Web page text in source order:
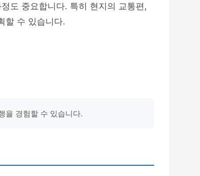
도 중요합니다. 특히 현지의 교통편,
할 수 있습니다.
을 경험할 수 있습니다.